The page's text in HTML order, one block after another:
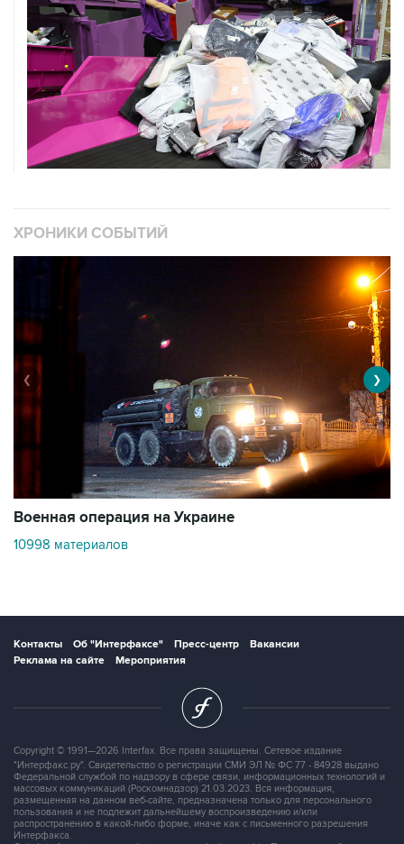
ХРОНИКИ СОБЫТИЙ
Военная операция на Украине
10998 материалов
❮ ❯
Контакты Об "Интерфаксе" Пресс-центр
Вакансии
Реклама на сайте
Мероприятия
Copyright © 1991—2026 Interfax. Все права защищены. Сетевое издание
"Интерфакс.ру". Свидетельство о регистрации СМИ ЭЛ № ФС 77 - 84928 выдано
Федеральной службой по надзору в сфере связи, информационных технологий и
массовых коммуникаций (Роскомнадзор) 21.03.2023. Вся информация,
размещенная на данном веб-сайте, предназначена только для персонального
пользования и не подлежит дальнейшему воспроизведению и/или
распространению в какой-либо форме, иначе как с письменного разрешения
Интерфакса.